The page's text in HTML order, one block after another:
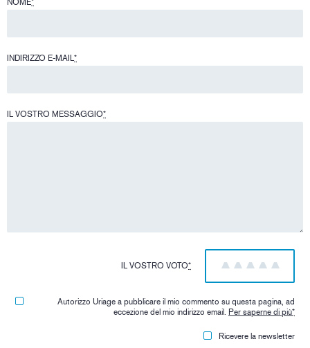
NOME*
INDIRIZZO E-MAIL*
IL VOSTRO MESSAGGIO*
IL VOSTRO VOTO* 5
4
3
2
1
Autorizzo Uriage a pubblicare il mio commento su questa pagina, ad
eccezione del mio indirizzo email. Per saperne di più*
Ricevere la newsletter